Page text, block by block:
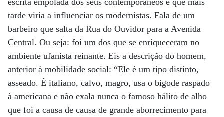
tarde viria a influenciar os modernistas. Fala de um
barbeiro que salta da Rua do Ouvidor para a Avenida
Central. Ou seja: foi um dos que se enriqueceram no
ambiente ufanista reinante. Eis a descrição do homem,
anterior à mobilidade social: “Ele é um tipo distinto,
asseado. É italiano, calvo, magro, usa o bigode raspado
à americana e não exala nunca o famoso hálito de alho
que foi a causa de causa de grande aborrecimento para